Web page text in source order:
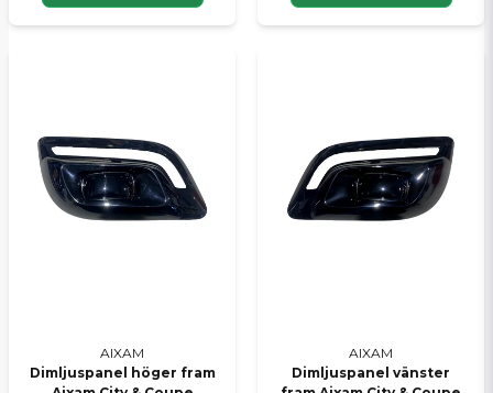
AIXAM
Dimljuspanel höger fram
AIXAM
Dimljuspanel vänster